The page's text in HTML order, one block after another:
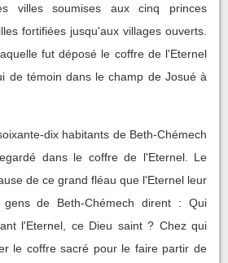
villes soumises aux cinq princes
fortifiées jusqu'aux villages ouverts.
fut déposé le coffre de l'Eternel
de témoin dans le champ de Josué à
dix habitants de Beth-Chémech
dans le coffre de l'Eternel. Le
de ce grand fléau que l'Eternel leur
gens de Beth-Chémech dirent : Qui
l'Eternel, ce Dieu saint ? Chez qui
le coffre sacré pour le faire partir de